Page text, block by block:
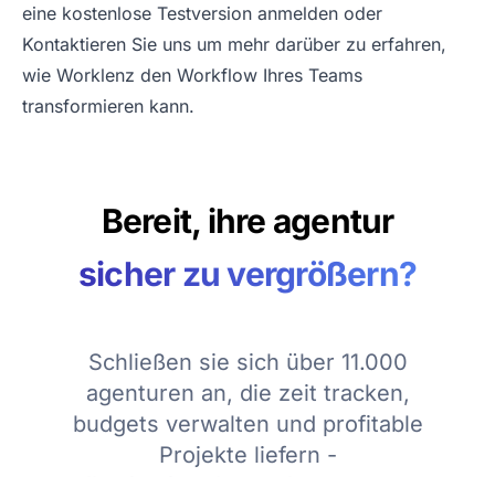
eine kostenlose Testversion anmelden oder
Kontaktieren Sie uns um mehr darüber zu erfahren,
wie Worklenz den Workflow Ihres Teams
transformieren kann.
Bereit, ihre agentur
sicher zu vergrößern?
Schließen sie sich über 11.000
agenturen an, die zeit tracken,
budgets verwalten und profitable
Projekte liefern -